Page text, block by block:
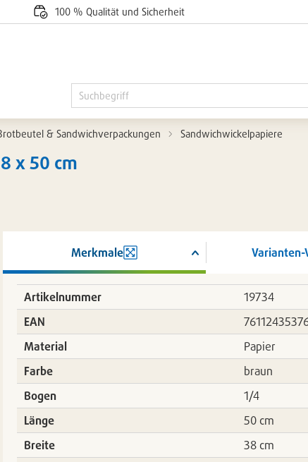
100 % Qualität und Sicherheit
& Sandwichverpackungen Sandwichwickelpapiere
x 50 cm
Merkmale Varianten-
Artikelnummer
19734
EAN
Material
Papier
Farbe
braun
Bogen
1/4
Länge
50 cm
Breite
38 cm